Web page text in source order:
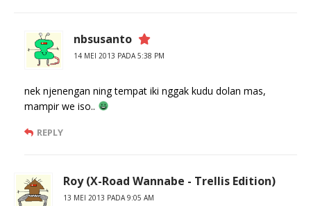
nbsusanto
14 MEI 2013 PADA 5:38 PM
nek njenengan ning tempat iki nggak kudu dolan mas,
mampir we iso..
REPLY
Roy (X-Road Wannabe - Trellis Edition)
13 MEI 2013 PADA 9:05 AM